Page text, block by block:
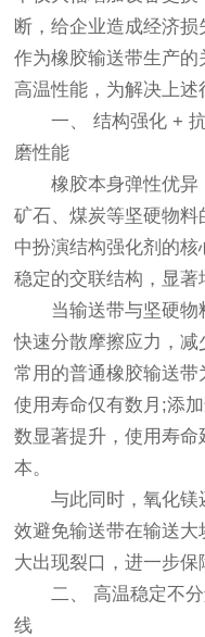
断，给企业造成经济
作为橡胶输送带生产
高温性能，为解决上述
一、 结构强化 + 抗
磨性能
橡胶本身弹性优异
矿石、煤炭等坚硬物
中扮演结构强化剂的
稳定的交联结构，显著
当输送带与坚硬物
快速分散摩擦应力，
常用的普通橡胶输送
使用寿命仅有数月;添
数显著提升，使用寿
本。
与此同时，氧化镁
效避免输送带在输送
大出现裂口，进一步保
二、 高温稳定不分
线